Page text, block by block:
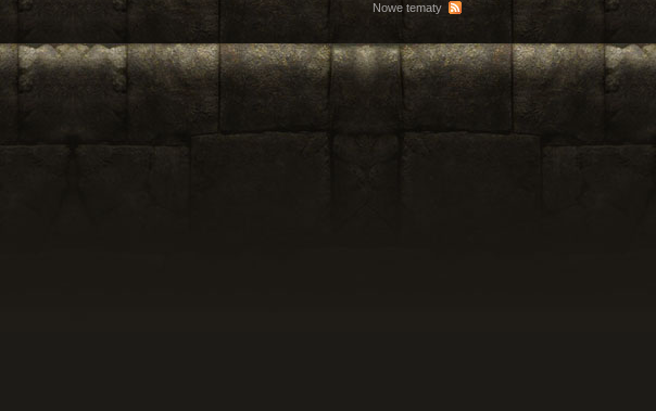
Nowe tematy